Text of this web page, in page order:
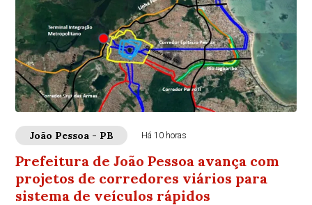
João Pessoa - PB Há 10 horas
Prefeitura de João Pessoa avança com
projetos de corredores viários para
sistema de veículos rápidos